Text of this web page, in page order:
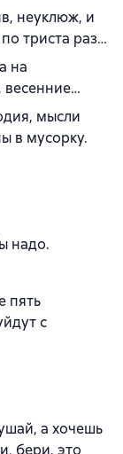
неуклюж, и
триста раз…
на
весенние…
мысли
в мусорку.
надо.
пять
с
а хочешь